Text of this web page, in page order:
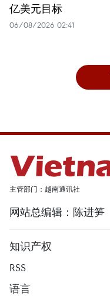
亿美元目标
06/08/2026 02:41
主管部门：越南通讯社
网站总编辑：陈进笋
知识产权
RSS
语言